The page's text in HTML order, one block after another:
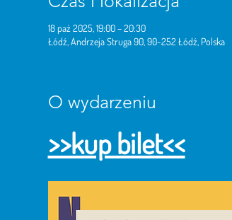
18 paź 2025, 19:00 – 20:30
Łódź, Andrzeja Struga 90, 90-252 Łódź, Polska
O wydarzeniu
>>kup bilet<<